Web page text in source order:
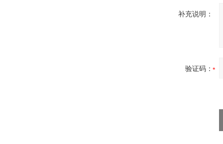
补充说明：
验证码：